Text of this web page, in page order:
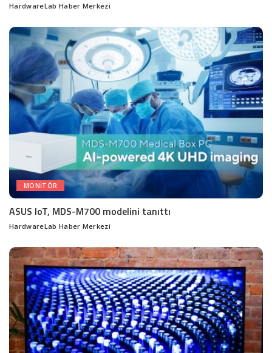
Posted
HardwareLab Haber Merkezi
MONITÖR
ASUS IoT, MDS-M700 modelini tanıttı
Posted
HardwareLab Haber Merkezi